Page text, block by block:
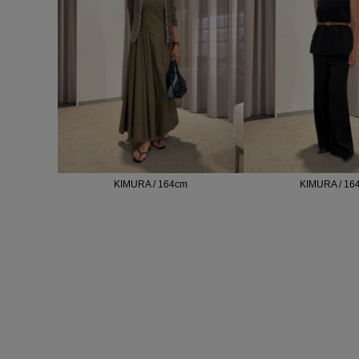
KIMURA / 164cm KIMURA /